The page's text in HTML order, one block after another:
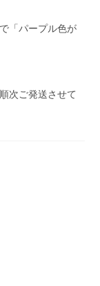
「パープル色が
次ご発送させて